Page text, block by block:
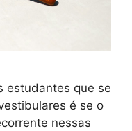
estudantes que se
é se o
nessas